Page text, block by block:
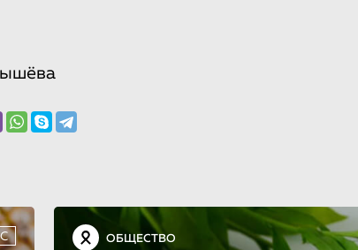
ОБЩЕСТВО